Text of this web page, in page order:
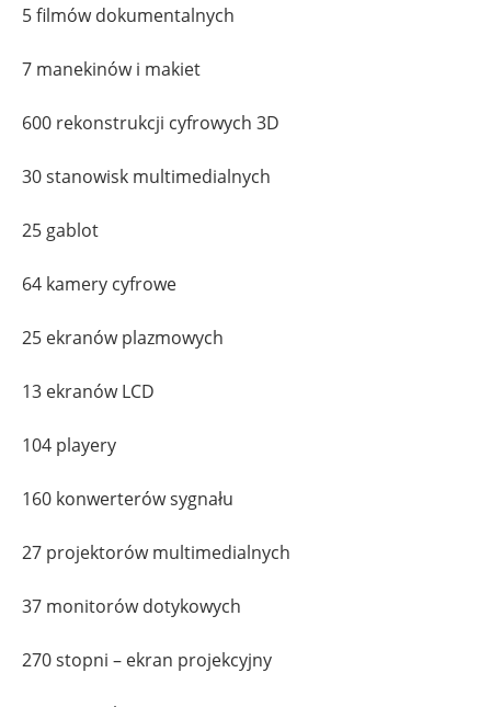
5 filmów dokumentalnych
7 manekinów i makiet
600 rekonstrukcji cyfrowych 3D
30 stanowisk multimedialnych
25 gablot
64 kamery cyfrowe
25 ekranów plazmowych
13 ekranów LCD
104 playery
160 konwerterów sygnału
27 projektorów multimedialnych
37 monitorów dotykowych
270 stopni – ekran projekcyjny